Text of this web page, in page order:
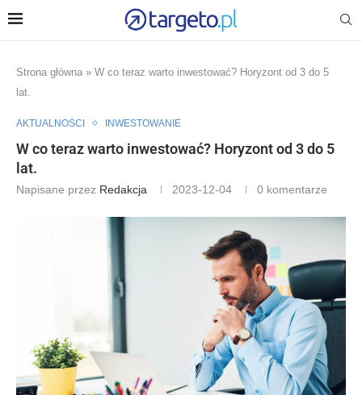
Strona główna » W co teraz warto inwestować? Horyzont od 3 do 5
lat.
AKTUALNOŚCI INWESTOWANIE
W co teraz warto inwestować? Horyzont od 3 do 5
lat.
Napisane przez Redakcja 2023-12-04 0 komentarze